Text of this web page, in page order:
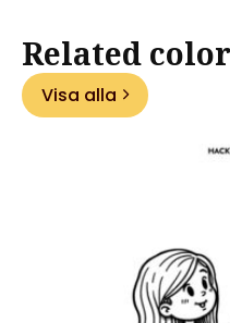
Related
Visa alla